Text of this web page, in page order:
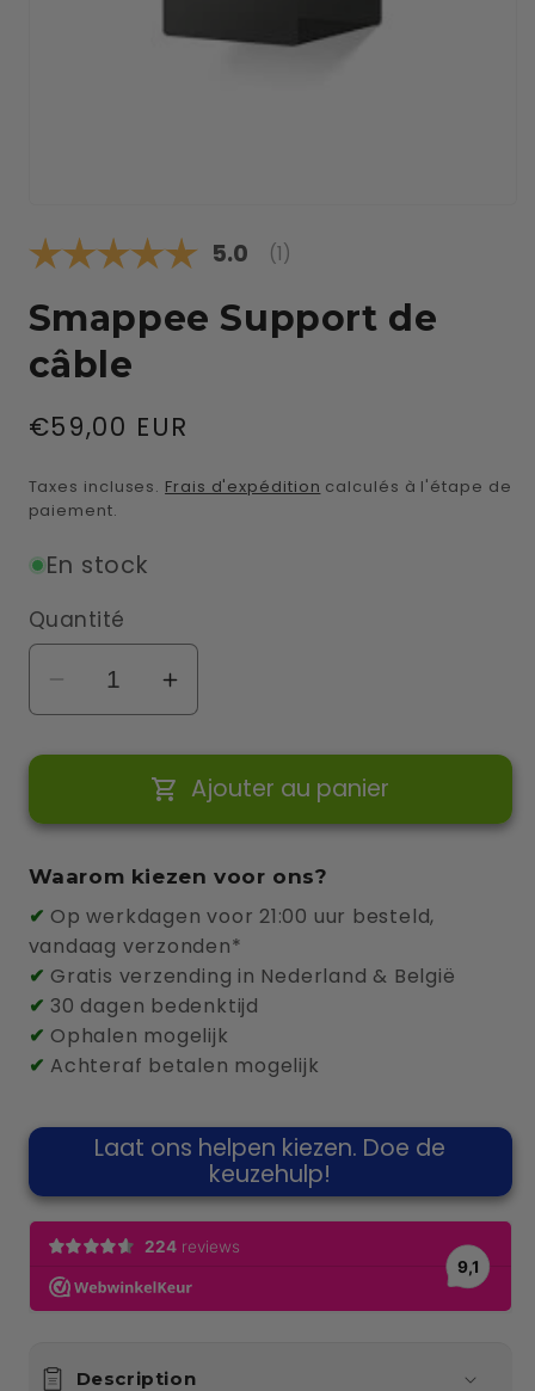
média
1
une
fenêtre
modale
Note moyenne:
5.0 (votes:
1)
Smappee Support de
câble
Prix
€59,00 EUR
Taxes incluses. Frais d'expédition calculés à l'étape de
paiement.
En stock
Quantité
Réduire
la
quantité
Smappee
de
câble
Augmenter
la
quantité
de
Smappee
de
câble
Ajouter au panier
Waarom kiezen voor ons?
✔ Op werkdagen voor 21:00 uur besteld,
vandaag verzonden*
✔ Gratis verzending in Nederland & België
✔ 30 dagen bedenktijd
✔ Ophalen mogelijk
✔ Achteraf betalen mogelijk
Laat ons helpen kiezen. Doe de
keuzehulp!
Description